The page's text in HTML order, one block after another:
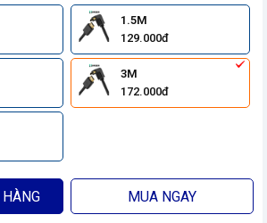
1.5M
129.000đ
3M
172.000đ
MUA NGAY